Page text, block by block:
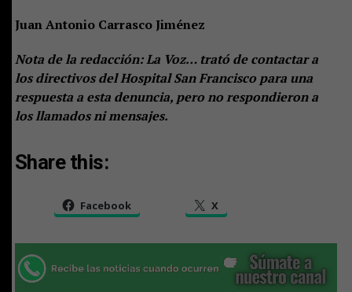
Juan Antonio Carrasco Jiménez
Nota de la redacción: La Voz… trató de contactar a
los directivos del Hospital San Francisco para una
respuesta a esta denuncia, pero no respondieron a
los llamados ni mensajes.
Share this:
Facebook X